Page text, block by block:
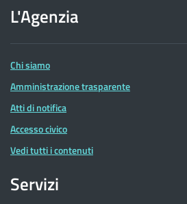
dell'Agenzia
delle
Entrate
L'Agenzia
Chi siamo
Amministrazione trasparente
Atti di notifica
Accesso civico
Vedi tutti i contenuti
Servizi